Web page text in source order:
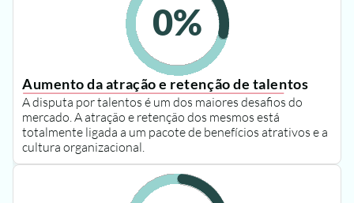
0%
Aumento da atração e retenção de talentos
A disputa por talentos é um dos maiores desafios do
mercado. A atração e retenção dos mesmos está
totalmente ligada a um pacote de benefícios atrativos e a
cultura organizacional.